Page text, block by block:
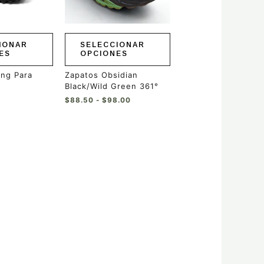
Para
SELECCIONAR
OPCIONES
pueden
elegir
en
página
de
producto
Zapatos Obsidian
Black/Wild Green 361°
$88.50 - $98.00